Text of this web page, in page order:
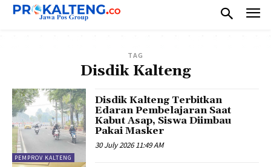
TAG
Disdik Kalteng
PEMPROV KALTENG
Disdik Kalteng Terbitkan
Edaran Pembelajaran Saat
Kabut Asap, Siswa Diimbau
Pakai Masker
30 July 2026 11:49 AM